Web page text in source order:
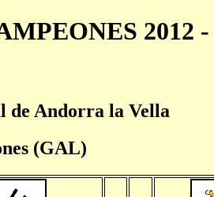
2012 -
de Andorra la Vella
(GAL)